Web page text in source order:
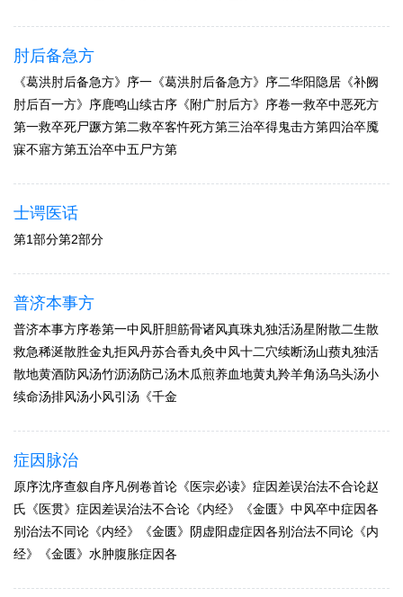
肘后备急方
《葛洪肘后备急方》序一《葛洪肘后备急方》序二华阳隐居《补阙
肘后百一方》序鹿鸣山续古序《附广肘后方》序卷一救卒中恶死方
第一救卒死尸蹶方第二救卒客忤死方第三治卒得鬼击方第四治卒魇
寐不寤方第五治卒中五尸方第
士谔医话
第1部分第2部分
普济本事方
普济本事方序卷第一中风肝胆筋骨诸风真珠丸独活汤星附散二生散
救急稀涎散胜金丸拒风丹苏合香丸灸中风十二穴续断汤山蓣丸独活
散地黄酒防风汤竹沥汤防己汤木瓜煎养血地黄丸羚羊角汤乌头汤小
续命汤排风汤小风引汤《千金
症因脉治
原序沈序查叙自序凡例卷首论《医宗必读》症因差误治法不合论赵
氏《医贯》症因差误治法不合论《内经》《金匮》中风卒中症因各
别治法不同论《内经》《金匮》阴虚阳虚症因各别治法不同论《内
经》《金匮》水肿腹胀症因各